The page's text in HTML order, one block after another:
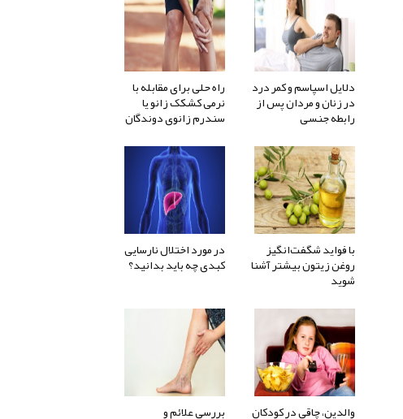
دلایل اسپاسم و کمر درد
در زنان و مردان پس از
رابطه جنسی
راه حلی برای مقابله با
نرمی کشکک زانو یا
سندرم زانوی دوندگان
با فواید شگفت‌انگیز
روغن زیتون بیشتر آشنا
شوید
در مورد اختلال نارسایی
کبدی چه باید بدانید؟
والدین، چاقی در کودکان بررسی علائم و